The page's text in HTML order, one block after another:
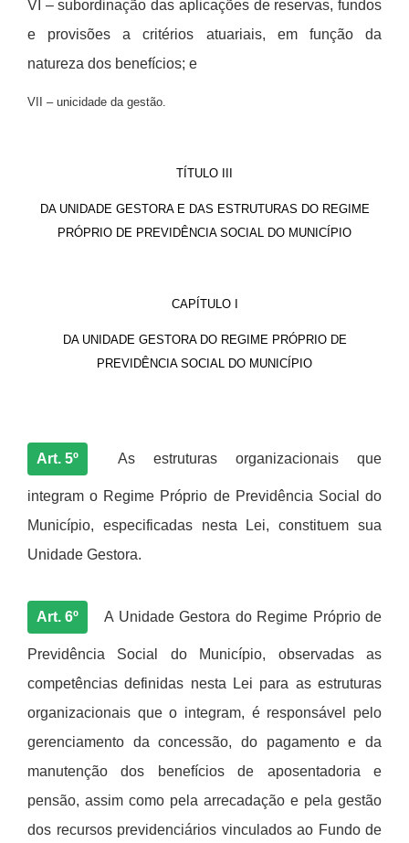
VI – subordinação das aplicações de reservas, fundos
e provisões a critérios atuariais, em função da
natureza dos benefícios; e
VII – unicidade da gestão.
TÍTULO III
DA UNIDADE GESTORA E DAS ESTRUTURAS DO REGIME
PRÓPRIO DE PREVIDÊNCIA SOCIAL DO MUNICÍPIO
CAPÍTULO I
DA UNIDADE GESTORA DO REGIME PRÓPRIO DE
PREVIDÊNCIA SOCIAL DO MUNICÍPIO
Art. 5º As estruturas organizacionais que
integram o Regime Próprio de Previdência Social do
Município, especificadas nesta Lei, constituem sua
Unidade Gestora.
Art. 6º A Unidade Gestora do Regime Próprio de
Previdência Social do Município, observadas as
competências definidas nesta Lei para as estruturas
organizacionais que o integram, é responsável pelo
gerenciamento da concessão, do pagamento e da
manutenção dos benefícios de aposentadoria e
pensão, assim como pela arrecadação e pela gestão
dos recursos previdenciários vinculados ao Fundo de